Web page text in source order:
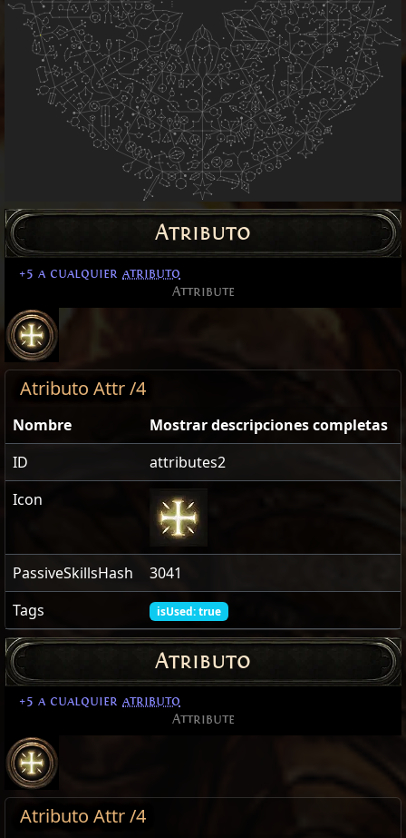
Atributo
+5 a cualquier atributo
Attribute
Atributo Attr /4
Nombre
Mostrar descripciones completas
ID
attributes2
Icon
PassiveSkillsHash
3041
Tags
isUsed: true
Atributo
+5 a cualquier atributo
Attribute
Atributo Attr /4